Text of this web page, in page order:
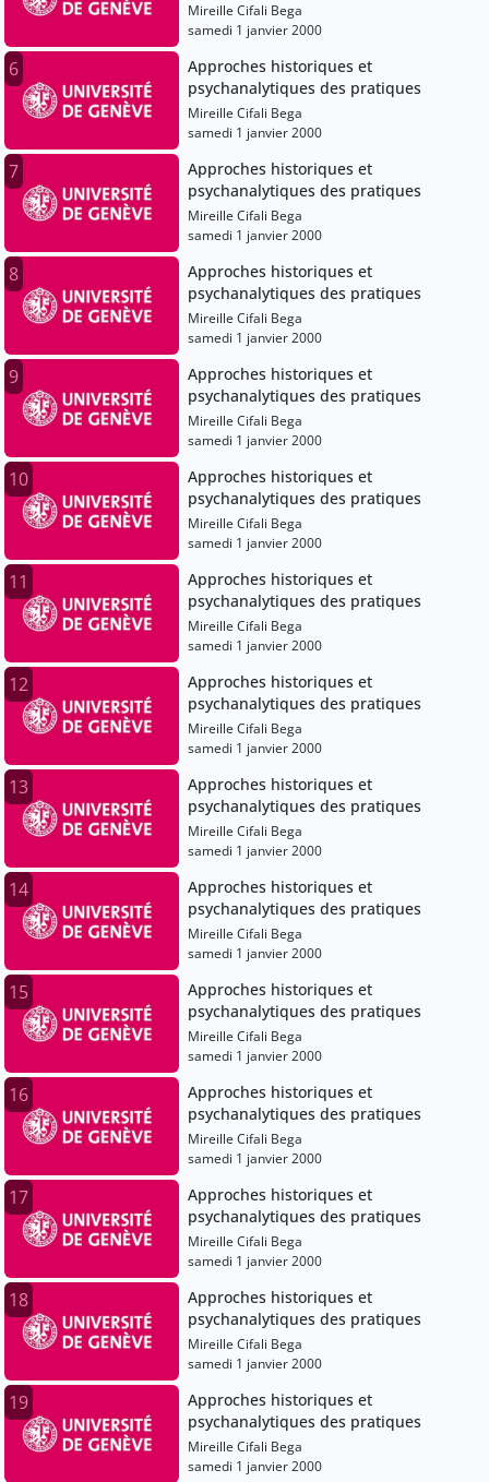
Mireille Cifali Bega
samedi 1 janvier 2000
6
Approches historiques et
psychanalytiques des pratiques
Mireille Cifali Bega
samedi 1 janvier 2000
7
Approches historiques et
psychanalytiques des pratiques
Mireille Cifali Bega
samedi 1 janvier 2000
8
Approches historiques et
psychanalytiques des pratiques
Mireille Cifali Bega
samedi 1 janvier 2000
9
Approches historiques et
psychanalytiques des pratiques
Mireille Cifali Bega
samedi 1 janvier 2000
10
Approches historiques et
psychanalytiques des pratiques
Mireille Cifali Bega
samedi 1 janvier 2000
11
Approches historiques et
psychanalytiques des pratiques
Mireille Cifali Bega
samedi 1 janvier 2000
12
Approches historiques et
psychanalytiques des pratiques
Mireille Cifali Bega
samedi 1 janvier 2000
13
Approches historiques et
psychanalytiques des pratiques
Mireille Cifali Bega
samedi 1 janvier 2000
14
Approches historiques et
psychanalytiques des pratiques
Mireille Cifali Bega
samedi 1 janvier 2000
15
Approches historiques et
psychanalytiques des pratiques
Mireille Cifali Bega
samedi 1 janvier 2000
16
Approches historiques et
psychanalytiques des pratiques
Mireille Cifali Bega
samedi 1 janvier 2000
17
Approches historiques et
psychanalytiques des pratiques
Mireille Cifali Bega
samedi 1 janvier 2000
18
Approches historiques et
psychanalytiques des pratiques
Mireille Cifali Bega
samedi 1 janvier 2000
19
Approches historiques et
psychanalytiques des pratiques
Mireille Cifali Bega
samedi 1 janvier 2000